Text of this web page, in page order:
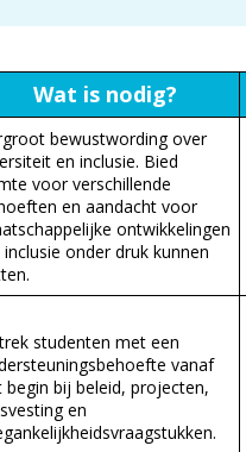
Wat is nodig?
bewustwording over
en inclusie. Bied
voor verschillende
en aandacht voor
ontwikkelingen
inclusie onder druk kunnen
studenten met een
vanaf
begin bij beleid, projecten,
en